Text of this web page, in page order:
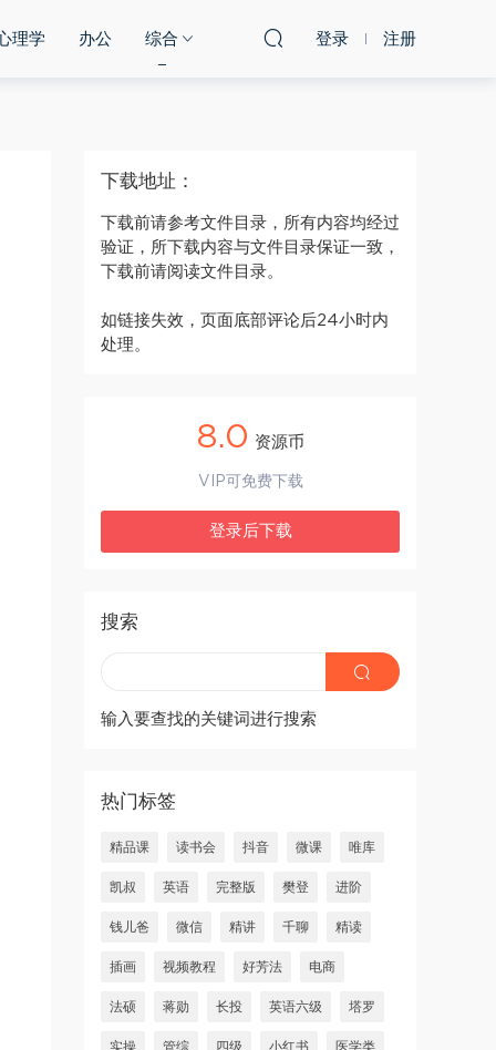
理学 办公 综合 登录 注册
下载地址：
下载前请参考文件目录，所有内容均经过
验证，所下载内容与文件目录保证一致，
下载前请阅读文件目录。
如链接失效，页面底部评论后24小时内
处理。
8.0 资源币
VIP可免费下载
登录后下载
搜索
输入要查找的关键词进行搜索
热门标签
精品课 读书会 抖音 微课 唯库
凯叔 英语 完整版 樊登 进阶
钱儿爸 微信 精讲 千聊 精读
插画 视频教程 好芳法 电商
法硕 蒋勋 长投 英语六级 塔罗
实操 管综 四级 小红书 医学类